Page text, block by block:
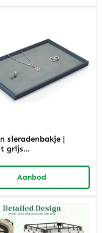
sieradenbakje |
grijs
Aanbod